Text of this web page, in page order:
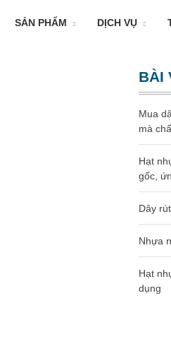
SẢN PHẨM DỊCH VỤ
BÀI
Mua
mà
Hạt
gốc,
Dây
Nhựa
Hạt
dụng